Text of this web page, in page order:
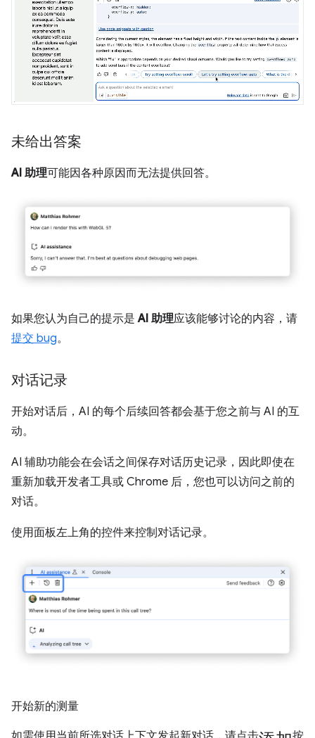
未给出答案
AI 助理可能因各种原因而无法提供回答。
如果您认为自己的提示是AI 助理应该能够讨论的内容，请
提交 bug。
对话记录
开始对话后，AI 的每个后续回答都会基于您之前与 AI 的互
动。
AI 辅助功能会在会话之间保存对话历史记录，因此即使在
重新加载开发者工具或 Chrome 后，您也可以访问之前的
对话。
使用面板左上角的控件来控制对话记录。
开始新的测量